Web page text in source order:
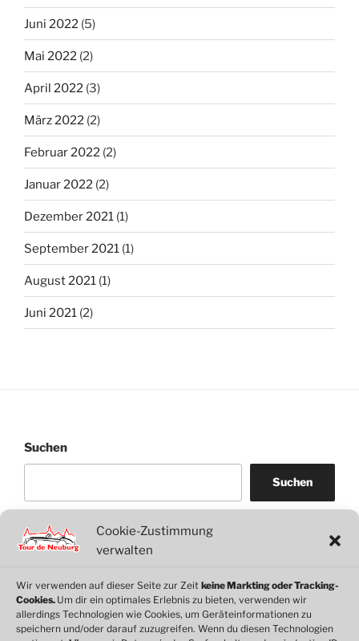
Cookie-Zustimmung
verwalten
Wir verwenden auf dieser Seite zur Zeit keine Markting oder Tracking-
Cookies. Um dir ein optimales Erlebnis zu bieten, verwenden wir
allerdings Technologien wie Cookies, um Geräteinformationen zu
speichern und/oder darauf zuzugreifen. Wenn du diesen Technologien
Juni 2022 (5)
Mai 2022 (2)
April 2022 (3)
März 2022 (2)
Februar 2022 (2)
Januar 2022 (2)
Dezember 2021 (1)
September 2021 (1)
August 2021 (1)
Juni 2021 (2)
Suchen
Suchen
WordPress
WhatsApp
Facebook
Link
© 2026 Motorclub Neuburg e.V.